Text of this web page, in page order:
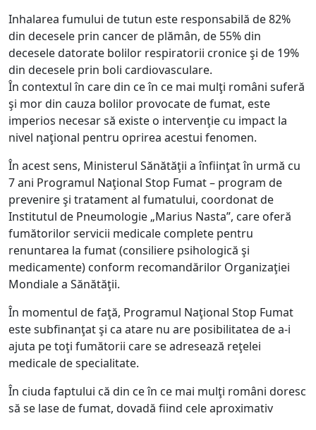
Inhalarea fumului de tutun este responsabilă de 82%
din decesele prin cancer de plămân, de 55% din
decesele datorate bolilor respiratorii cronice şi de 19%
din decesele prin boli cardiovasculare.
În contextul în care din ce în ce mai mulţi români suferă
şi mor din cauza bolilor provocate de fumat, este
imperios necesar să existe o intervenţie cu impact la
nivel naţional pentru oprirea acestui fenomen.
În acest sens, Ministerul Sănătăţii a înfiinţat în urmă cu
7 ani Programul Naţional Stop Fumat – program de
prevenire şi tratament al fumatului, coordonat de
Institutul de Pneumologie „Marius Nasta”, care oferă
fumătorilor servicii medicale complete pentru
renuntarea la fumat (consiliere psihologică şi
medicamente) conform recomandărilor Organizaţiei
Mondiale a Sănătăţii.
În momentul de faţă, Programul Naţional Stop Fumat
este subfinanţat şi ca atare nu are posibilitatea de a-i
ajuta pe toţi fumătorii care se adresează reţelei
medicale de specialitate.
În ciuda faptului că din ce în ce mai mulţi români doresc
să se lase de fumat, dovadă fiind cele aproximativ